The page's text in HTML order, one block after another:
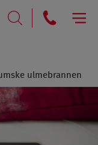
ulmebrannen